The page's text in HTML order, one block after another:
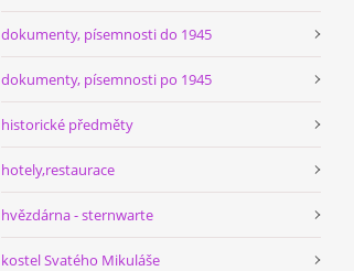
dokumenty, písemnosti do 1945
dokumenty, písemnosti po 1945
historické předměty
hotely,restaurace
hvězdárna - sternwarte
kostel Svatého Mikuláše